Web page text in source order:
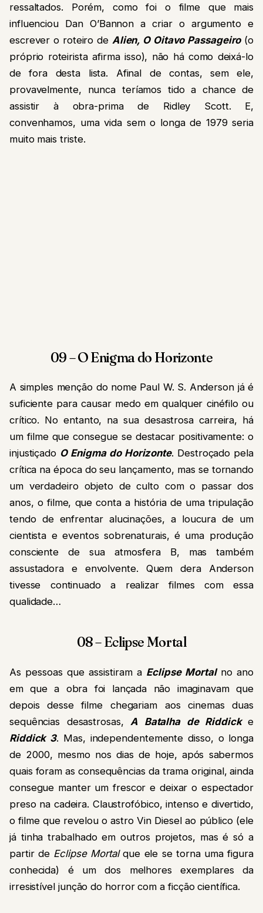
ressaltados. Porém, como foi o filme que mais
influenciou Dan O’Bannon a criar o argumento e
escrever o roteiro de Alien, O Oitavo Passageiro(o
próprio roteirista afirma isso), não há como deixá-lo
de fora desta lista. Afinal de contas, sem ele,
provavelmente, nunca teríamos tido a chance de
assistir à obra-prima de Ridley Scott. E,
convenhamos, uma vida sem o longa de 1979 seria
muito mais triste.
09 – O Enigma do Horizonte
A simples menção do nome Paul W. S. Anderson já é
suficiente para causar medo em qualquer cinéfilo ou
crítico. No entanto, na sua desastrosa carreira, há
um filme que consegue se destacar positivamente: o
injustiçado O Enigma do Horizonte. Destroçado pela
crítica na época do seu lançamento, mas se tornando
um verdadeiro objeto de culto com o passar dos
anos, o filme, que conta a história de uma tripulação
tendo de enfrentar alucinações, a loucura de um
cientista e eventos sobrenaturais, é uma produção
consciente de sua atmosfera B, mas também
assustadora e envolvente. Quem dera Anderson
tivesse continuado a realizar filmes com essa
qualidade…
08 – Eclipse Mortal
As pessoas que assistiram a Eclipse Mortalno ano
em que a obra foi lançada não imaginavam que
depois desse filme chegariam aos cinemas duas
sequências desastrosas, A Batalha de Riddicke
Riddick 3. Mas, independentemente disso, o longa
de 2000, mesmo nos dias de hoje, após sabermos
quais foram as consequências da trama original, ainda
consegue manter um frescor e deixar o espectador
preso na cadeira. Claustrofóbico, intenso e divertido,
o filme que revelou o astro Vin Diesel ao público (ele
já tinha trabalhado em outros projetos, mas é só a
partir de Eclipse Mortalque ele se torna uma figura
conhecida) é um dos melhores exemplares da
irresistível junção do horror com a ficção científica.